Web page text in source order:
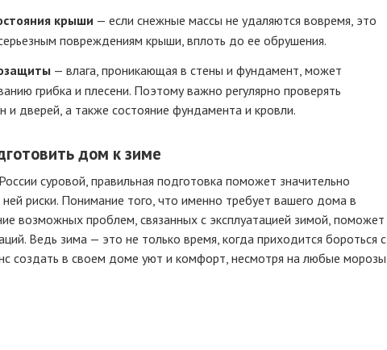
крыши — если снежные массы не удаляются вовремя, это
повреждениям крыши, вплоть до ее обрушения.
— влага, проникающая в стены и фундамент, может
грибка и плесени. Поэтому важно регулярно проверять
и дверей, а также состояние фундамента и кровли.
дом к зиме
суровой, правильная подготовка поможет значительно
риски. Понимание того, что именно требует вашего дома в
возможных проблем, связанных с эксплуатацией зимой, поможет
Ведь зима — это не только время, когда приходится бороться с
создать в своем доме уют и комфорт, несмотря на любые морозы